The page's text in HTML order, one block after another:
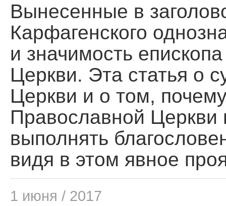
Вынесенные в
Карфагенского
и значимость
Церкви. Эта статья о
Церкви и о том,
Православной Церкви
выполнять
видя в этом явное
1 июня / 2017